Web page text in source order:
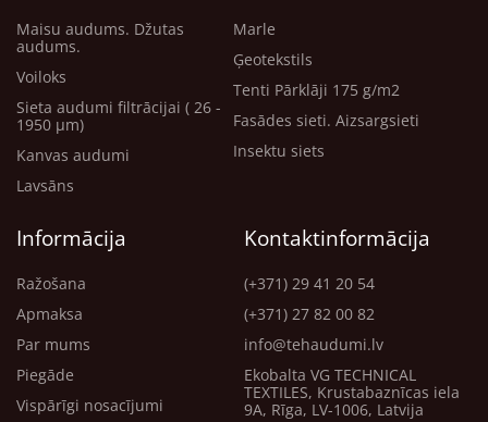
Maisu audums. Džutas
audums.
Voiloks
Sieta audumi filtrācijai ( 26 -
1950 μm)
Kanvas audumi
Lavsāns
Marle
Ģeotekstils
Tenti Pārklāji 175 g/m2
Fasādes sieti. Aizsargsieti
Insektu siets
Informācija
Ražošana
Apmaksa
Par mums
Piegāde
Vispārīgi nosacījumi
Kontaktinformācija
(+371) 29 41 20 54
(+371) 27 82 00 82
info@tehaudumi.lv
Ekobalta VG TECHNICAL
TEXTILES, Krustabaznīcas iela
9A, Rīga, LV-1006, Latvija